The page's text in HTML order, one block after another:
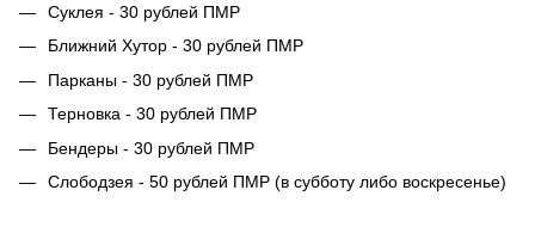
Суклея - 30 рублей ПМР
Ближний Хутор - 30 рублей ПМР
Парканы - 30 рублей ПМР
Терновка - 30 рублей ПМР
Бендеры - 30 рублей ПМР
Слободзея - 50 рублей ПМР (в субботу либо воскресенье)